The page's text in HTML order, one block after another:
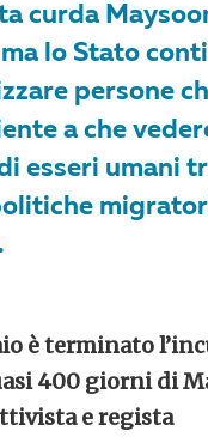
curda
lo Stato
persone
a che
esseri umani
è terminato
400 giorni di
e regista